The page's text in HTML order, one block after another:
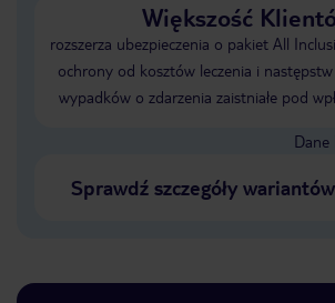
Większość
rozszerza ubezpieczenia o pakiet All
ochrony od kosztów leczenia i następstw
wypadków o zdarzenia zaistniałe pod
Dane
Sprawdź szczegóły